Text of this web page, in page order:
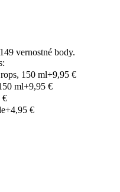
149 vernostné body.
150 ml+9,95 €
ml+9,95 €
€
+4,95 €